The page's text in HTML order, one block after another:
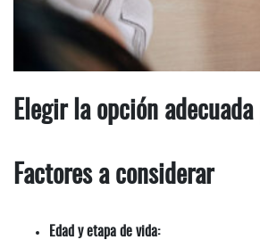
Elegir la opción adecuada
Factores a considerar
Edad y etapa de vida: